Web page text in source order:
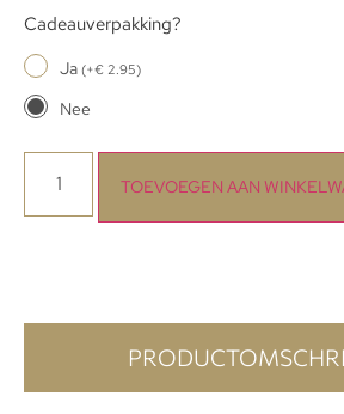
Cadeauverpakking?
Ja (+€ 2.95)
Nee
TOEVOEGEN AAN